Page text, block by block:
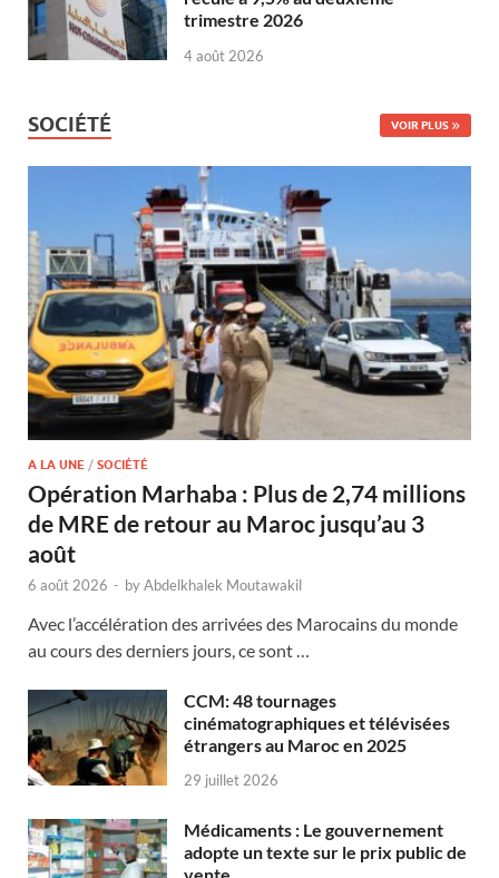
trimestre 2026
4 août 2026
SOCIÉTÉ VOIR PLUS
A LA UNE / SOCIÉTÉ
Opération Marhaba : Plus de 2,74 millions
de MRE de retour au Maroc jusqu’au 3
août
6 août 2026 - byAbdelkhalek Moutawakil
Avec l’accélération des arrivées des Marocains du monde
au cours des derniers jours, ce sont …
CCM: 48 tournages
cinématographiques et télévisées
étrangers au Maroc en 2025
29 juillet 2026
Médicaments : Le gouvernement
adopte un texte sur le prix public de